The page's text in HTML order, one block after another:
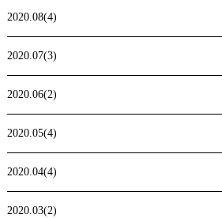
2020.08(4)
2020.07(3)
2020.06(2)
2020.05(4)
2020.04(4)
2020.03(2)